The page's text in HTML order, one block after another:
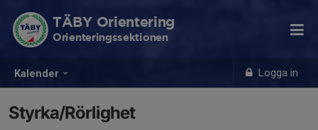
Kalender Logga in
TÄBY Orientering
Orienteringssektionen
Styrka/Rörlighet